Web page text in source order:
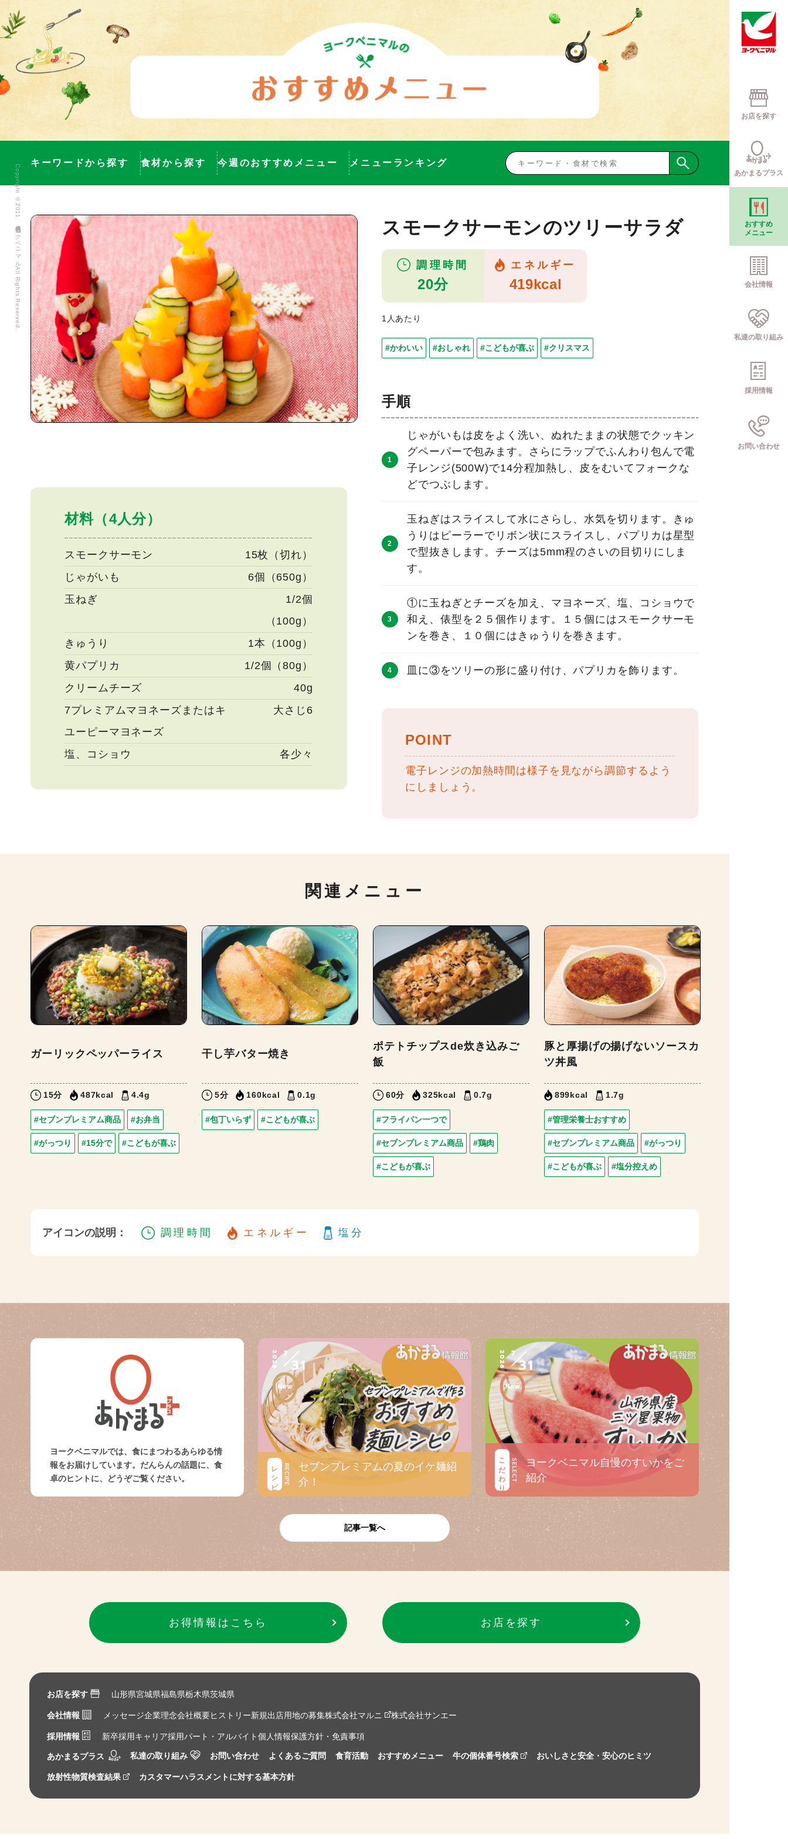
お店を探す
あかまるプラス
おすすめ
メニュー
会社情報
私達の取り組み
採用情報
お問い合わせ
キーワードから探す 食材から探す 今週のおすすめメニュー メニューランキング
材料（4人分）
スモークサーモン
15枚（切れ）
じゃがいも
6個（650g）
玉ねぎ
1/2個
（100g）
きゅうり
1本（100g）
黄パプリカ
1/2個（80g）
クリームチーズ
40g
7プレミアムマヨネーズまたはキ
ユーピーマヨネーズ
大さじ6
塩、コショウ 各少々
スモークサーモンのツリーサラダ
調理時間
20分
エネルギー
419kcal
1人あたり
#かわいい #おしゃれ #こどもが喜ぶ #クリスマス
手順
じゃがいもは皮をよく洗い、ぬれたままの状態でクッキン
グペーパーで包みます。さらにラップでふんわり包んで電
子レンジ(500W)で14分程加熱し、皮をむいてフォークな
どでつぶします。
玉ねぎはスライスして水にさらし、水気を切ります。きゅ
うりはピーラーでリボン状にスライスし、パプリカは星型
で型抜きします。チーズは5mm程のさいの目切りにしま
す。
①に玉ねぎとチーズを加え、マヨネーズ、塩、コショウで
和え、俵型を２５個作ります。１５個にはスモークサーモ
ンを巻き、１０個にはきゅうりを巻きます。
皿に③をツリーの形に盛り付け、パプリカを飾ります。
POINT
電子レンジの加熱時間は様子を見ながら調節するよう
にしましょう。
関連メニュー
ガーリックペッパーライス
15分 487kcal 4.4g
#セブンプレミアム商品 #お弁当
#がっつり #15分で #こどもが喜ぶ
干し芋バター焼き
5分 160kcal 0.1g
#包丁いらず #こどもが喜ぶ
ポテトチップスde炊き込みご
飯
60分 325kcal 0.7g
#フライパン一つで
#セブンプレミアム商品 #鶏肉
#こどもが喜ぶ
豚と厚揚げの揚げないソースカ
ツ丼風
899kcal 1.7g
#管理栄養士おすすめ
#セブンプレミアム商品 #がっつり
#こどもが喜ぶ #塩分控えめ
アイコンの説明： 調理時間 エネルギー 塩分
ヨークベニマルでは、食にまつわるあらゆる情
報をお届けしています。だんらんの話題に、食
卓のヒントに、どうぞご覧ください。
2026 7
31
レシピ RECIPE
セブンプレミアムの夏のイケ麺紹
介！
2026 7
31
こだわり SELECT
ヨークベニマル自慢のすいかをご
紹介
記事一覧へ
お得情報はこちら お店を探す
お店を探す 山形県宮城県福島県栃木県茨城県
会社情報 メッセージ企業理念会社概要ヒストリー新規出店用地の募集株式会社マルニ 株式会社サンエー
採用情報 新卒採用キャリア採用パート・アルバイト個人情報保護方針・免責事項
あかまるプラス 私達の取り組み お問い合わせ よくあるご質問 食育活動 おすすめメニュー 牛の個体番号検索 おいしさと安全・安心のヒミツ
放射性物質検査結果 カスタマーハラスメントに対する基本方針
Copyright ©2011 株式会社ヨークベニマル All Rights Reserved.